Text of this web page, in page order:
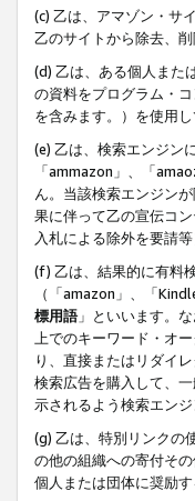
(c) 乙は、アマゾン・サ
乙のサイトから除去、
(d) 乙は、ある個人また
の資料をプログラム・
を含みます。）を使用
(e) 乙は、検索エンジン
「ammazon」、「
ん。当該検索エンジン
果に伴って乙の宣伝コ
入札による除外を要請等
(f) 乙は、結果的に有料
（「amazon」、「
標用語」といいます。
上でのキーワード・オ
り、直接またはリダイ
検索広告を購入して、
示されるよう検索エン
(g) 乙は、特別リンクの
の他の組織への寄付そ
個人または団体に奨励